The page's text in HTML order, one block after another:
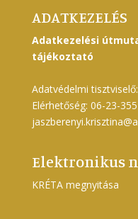
ADATKEZELÉS
Adatkezelési
tájékoztató
Adatvédelmi
Elérhetőség: 06-23-
Elektronikus
KRÉTA megnyitása